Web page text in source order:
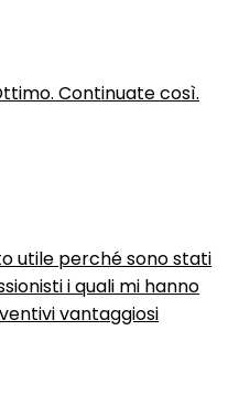
Continuate così.
utile perché sono stati
i quali mi hanno
vantaggiosi